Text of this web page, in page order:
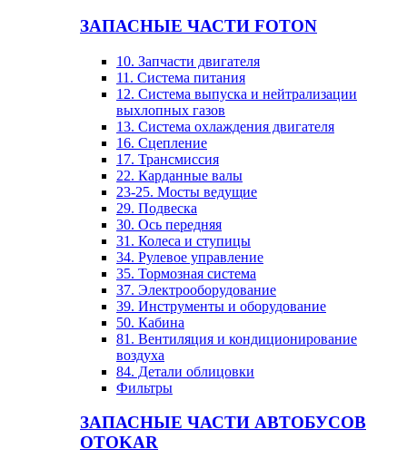
ЗАПАСНЫЕ ЧАСТИ FOTON
10. Запчасти двигателя
11. Система питания
12. Система выпуска и нейтрализации
выхлопных газов
13. Система охлаждения двигателя
16. Сцепление
17. Трансмиссия
22. Карданные валы
23-25. Мосты ведущие
29. Подвеска
30. Ось передняя
31. Колеса и ступицы
34. Рулевое управление
35. Тормозная система
37. Электрооборудование
39. Инструменты и оборудование
50. Кабина
81. Вентиляция и кондиционирование
воздуха
84. Детали облицовки
Фильтры
ЗАПАСНЫЕ ЧАСТИ АВТОБУСОВ
OTOKAR